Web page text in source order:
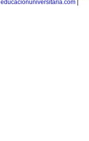
educacionuniversitaria.com